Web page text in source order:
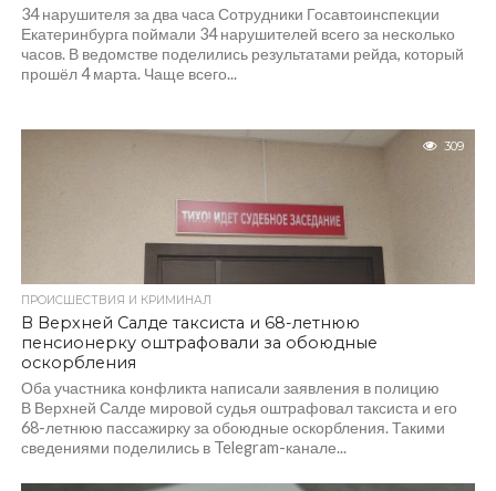
34 нарушителя за два часа Сотрудники Госавтоинспекции
Екатеринбурга поймали 34 нарушителей всего за несколько
часов. В ведомстве поделились результатами рейда, который
прошёл 4 марта. Чаще всего...
309
ПРОИСШЕСТВИЯ И КРИМИНАЛ
В Верхней Салде таксиста и 68-летнюю
пенсионерку оштрафовали за обоюдные
оскорбления
Оба участника конфликта написали заявления в полицию
В Верхней Салде мировой судья оштрафовал таксиста и его
68-летнюю пассажирку за обоюдные оскорбления. Такими
сведениями поделились в Telegram-канале...